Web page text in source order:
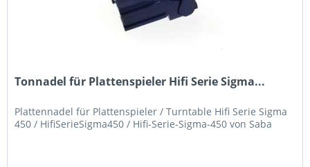
Tonnadel für Plattenspieler Hifi Serie Sigma...
Plattennadel für Plattenspieler / Turntable Hifi Serie Sigma
450 / HifiSerieSigma450 / Hifi-Serie-Sigma-450 von Saba